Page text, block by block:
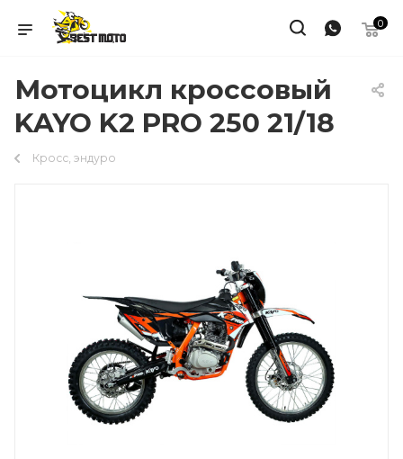
0
Мотоцикл кроссовый
KAYO K2 PRO 250 21/18
Кросс, эндуро